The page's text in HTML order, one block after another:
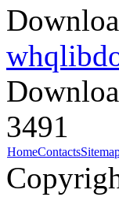
3491
HomeContacts